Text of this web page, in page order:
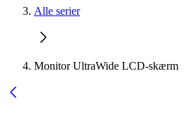
Alle serier
Monitor UltraWide LCD-skærm